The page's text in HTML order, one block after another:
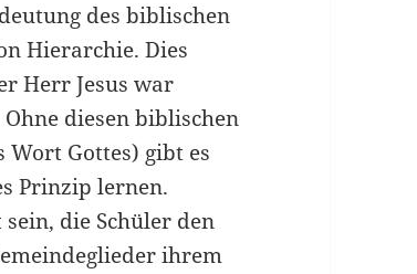
des biblischen
Hierarchie. Dies
Herr Jesus war
diesen biblischen
Gottes) gibt es
Prinzip lernen.
die Schüler den
ihrem